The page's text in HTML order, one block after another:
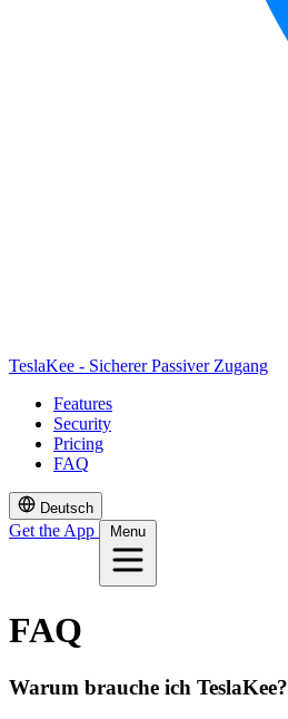
TeslaKee - Sicherer Passiver Zugang
Features
Security
Pricing
FAQ
Deutsch
Get the App Menu
FAQ
Warum brauche ich TeslaKee?